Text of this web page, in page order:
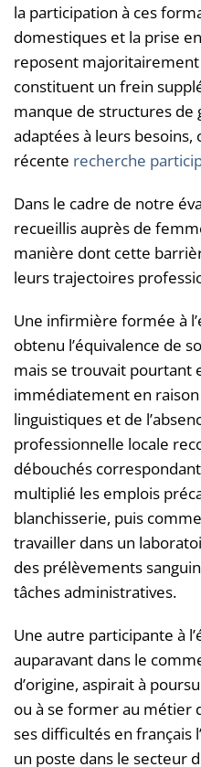
la participation à ces
domestiques et la prise
reposent
constituent un frein
manque de structures de
adaptées à leurs
récente recherche
Dans le cadre de notre
recueillis auprès de
manière dont cette
leurs trajectoires
Une infirmière formée à
obtenu l’équivalence de
mais se trouvait pourtant
immédiatement en raison
linguistiques et de
professionnelle locale
débouchés
multiplié les emplois
blanchisserie, puis
travailler dans un
des prélèvements
tâches administratives.
Une autre participante à
auparavant dans le
d’origine, aspirait à
ou à se former au métier
ses difficultés en français
un poste dans le secteur